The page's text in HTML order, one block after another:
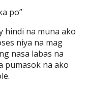
po”
hindi na muna ako
niya na mag
nasa labas na
pumasok na ako